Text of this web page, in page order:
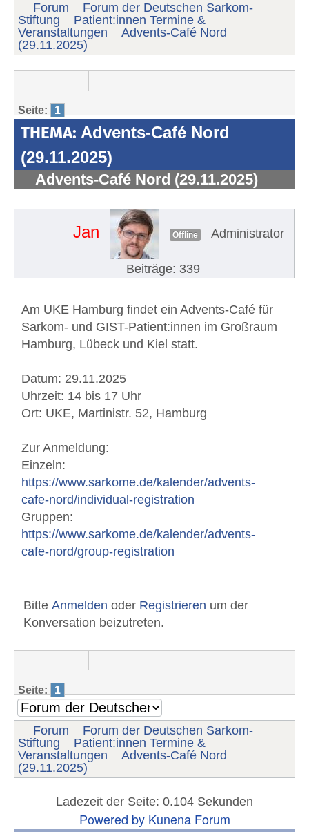
Forum
Forum der Deutschen Sarkom-
Stiftung
Patient:innen Termine &
Veranstaltungen
Advents-Café Nord
(29.11.2025)
Seite: 1
THEMA: Advents-Café Nord
(29.11.2025)
Advents-Café Nord (29.11.2025)
Jan Offline Administrator
Beiträge: 339
Am UKE Hamburg findet ein Advents-Café für
Sarkom- und GIST-Patient:innen im Großraum
Hamburg, Lübeck und Kiel statt.
Datum: 29.11.2025
Uhrzeit: 14 bis 17 Uhr
Ort: UKE, Martinistr. 52, Hamburg
Zur Anmeldung:
Einzeln:
https://www.sarkome.de/kalender/advents-
cafe-nord/individual-registration
Gruppen:
https://www.sarkome.de/kalender/advents-
cafe-nord/group-registration
Bitte Anmelden oder Registrieren um der
Konversation beizutreten.
Seite: 1
Forum
Forum der Deutschen Sarkom-
Stiftung
Patient:innen Termine &
Veranstaltungen
Advents-Café Nord
(29.11.2025)
Ladezeit der Seite: 0.104 Sekunden
Powered by Kunena Forum